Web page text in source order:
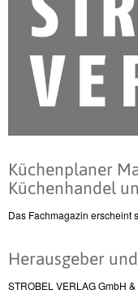
Küchenplaner
Küchenhandel
Das Fachmagazin erscheint
Herausgeber
STROBEL VERLAG GmbH &